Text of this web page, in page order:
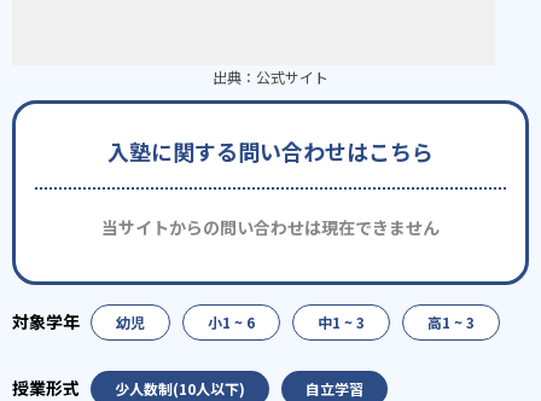
出典： 公式サイト
入塾に関する問い合わせはこちら
当サイトからの問い合わせは現在できません
幼児 小1 ~ 6 中1 ~ 3 高1 ~ 3
少人数制(10人以下) 自立学習